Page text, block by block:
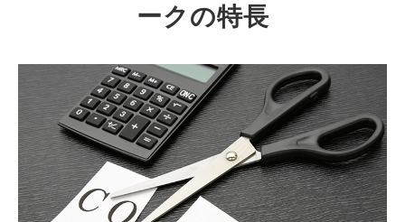
ークの特長